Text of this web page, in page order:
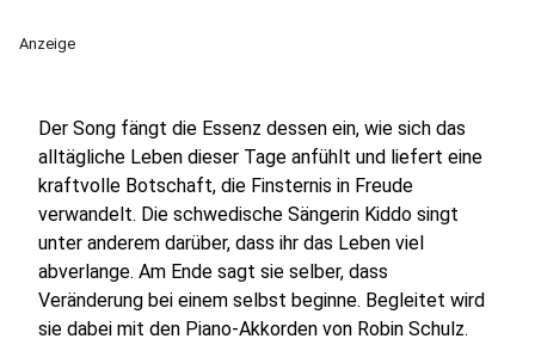
Anzeige
Der Song fängt die Essenz dessen ein, wie sich das
alltägliche Leben dieser Tage anfühlt und liefert eine
kraftvolle Botschaft, die Finsternis in Freude
verwandelt. Die schwedische Sängerin Kiddo singt
unter anderem darüber, dass ihr das Leben viel
abverlange. Am Ende sagt sie selber, dass
Veränderung bei einem selbst beginne. Begleitet wird
sie dabei mit den Piano-Akkorden von Robin Schulz.